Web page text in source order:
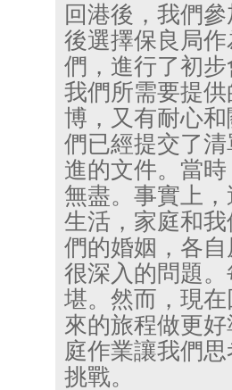
回港後，我們
後選擇保良局
們，進行了初
我們所需要提
博，又有耐心
們已經提交了
進的文件。當
無盡。事實上
生活，家庭和
們的婚姻，各
很深入的問題
堪。然而，現
來的旅程做更
庭作業讓我們
挑戰。